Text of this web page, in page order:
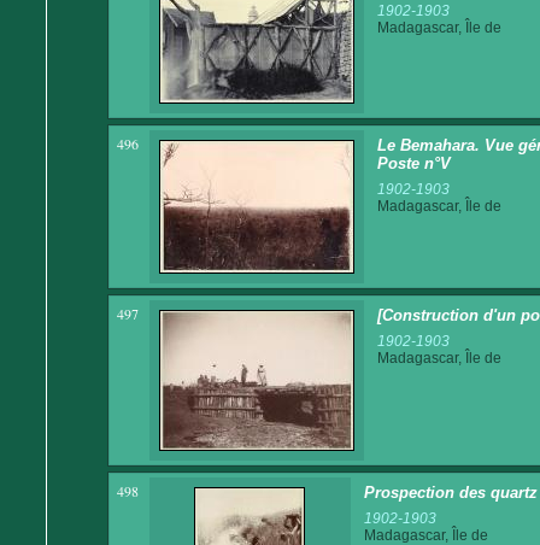
1902-1903
Madagascar, Île de
496
Le Bemahara. Vue
Poste n°V
1902-1903
Madagascar, Île de
497 [Construction d'un
1902-1903
Madagascar, Île de
498 Prospection des quartz
1902-1903
Madagascar, Île de